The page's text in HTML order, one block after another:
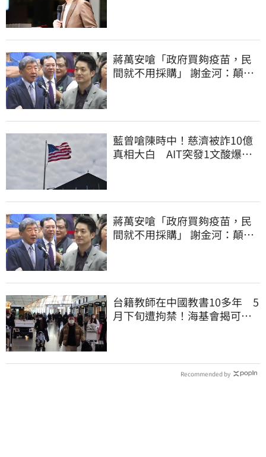
蔣萬安嗆「政府買夠疫苗，民
間就不用採購」 謝金河：顛倒
藍曾嗆陳時中！慈濟被詐10億
真相大白 AIT突發1文酸爆…
蔣萬安嗆「政府買夠疫苗，民
間就不用採購」 謝金河：顛倒
台籍教師在中國教書10多年 5
月下旬遭拘禁！海基會揭可能
Recommended by